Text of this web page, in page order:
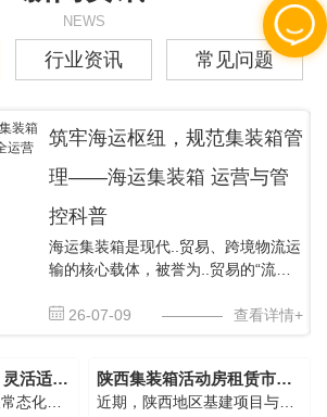
NEWS
行业资讯 常见问题
筑牢海运枢纽，规范集装箱管
理——海运集装箱 运营与管
控科普
海运集装箱是现代..贸易、跨境物流运
输的核心载体，被誉为..贸易的“流动
转..、 性高的优势，集装箱彻底改变
在港口作业、远洋运输、堆场仓储、
陆路转运全链条中，海运集装箱的规
26-07-09 查看详情+